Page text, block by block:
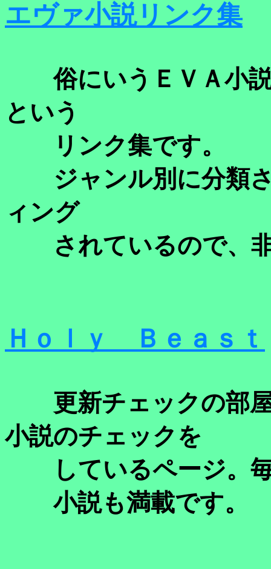
エヴァ小説リンク集
俗にいうＥＶＡ小説
という
リンク集です。
ジャンル別に分類さ
ィング
されているので、非
Ｈｏｌｙ Ｂｅａｓｔ
更新チェックの部屋
小説のチェックを
しているページ。毎
小説も満載です。